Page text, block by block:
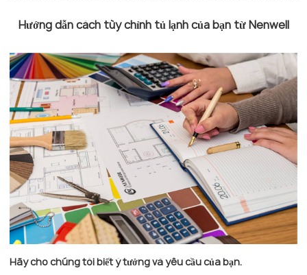
Hướng dẫn cách tùy chỉnh tủ lạnh của bạn từ Nenwell
Hãy cho chúng tôi biết ý tưởng và yêu cầu của bạn.